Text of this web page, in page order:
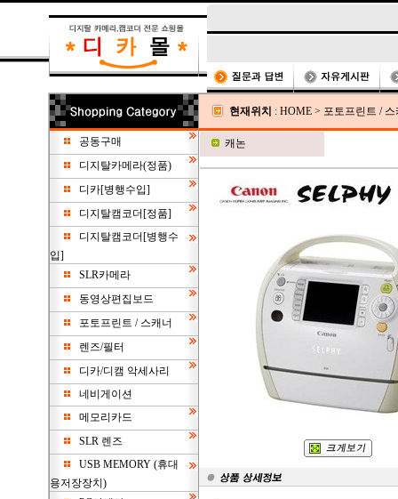
공동구매
디지탈카메라(정품)
디카[병행수입]
디지탈캠코더[정품]
디지탈캠코더[병행수
입]
SLR카메라
동영상편집보드
포토프린트 / 스캐너
렌즈/필터
디카/디캠 악세사리
네비게이션
메모리카드
SLR 렌즈
USB MEMORY (휴대
용저장장치)
현재위치 : HOME > 포토프린트 / 스
캐논